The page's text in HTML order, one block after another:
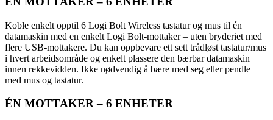
Koble enkelt opptil 6 Logi Bolt Wireless tastatur og mus til én
datamaskin med en enkelt Logi Bolt-mottaker – uten bryderiet med
flere USB-mottakere. Du kan oppbevare ett sett trådløst tastatur/mus
i hvert arbeidsområde og enkelt plassere den bærbar datamaskin
innen rekkevidden. Ikke nødvendig å bære med seg eller pendle
med mus og tastatur.
ÉN MOTTAKER – 6 ENHETER